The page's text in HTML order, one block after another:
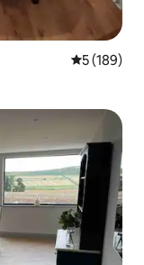
5 ud af 5 i
5 (189)